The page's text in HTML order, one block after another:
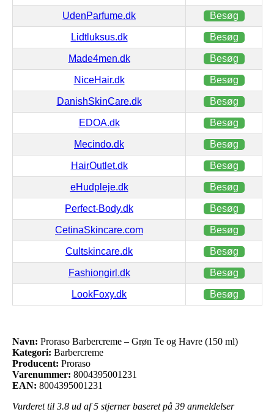
UdenParfume.dk Besøg
Lidtluksus.dk Besøg
Made4men.dk Besøg
NiceHair.dk Besøg
DanishSkinCare.dk Besøg
EDOA.dk Besøg
Mecindo.dk Besøg
HairOutlet.dk Besøg
eHudpleje.dk Besøg
Perfect-Body.dk Besøg
CetinaSkincare.com Besøg
Cultskincare.dk Besøg
Fashiongirl.dk Besøg
LookFoxy.dk Besøg
Navn: Proraso Barbercreme – Grøn Te og Havre (150 ml)
Kategori: Barbercreme
Producent: Proraso
Varenummer: 8004395001231
EAN: 8004395001231
Vurderet til 3.8 ud af 5 stjerner baseret på 39 anmeldelser